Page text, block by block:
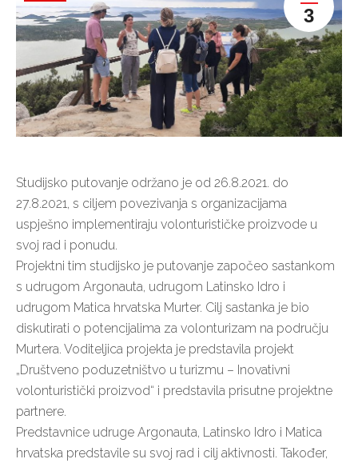
3
Studijsko putovanje održano je od 26.8.2021. do
27.8.2021, s ciljem povezivanja s organizacijama
uspješno implementiraju volonturističke proizvode u
svoj rad i ponudu.
Projektni tim studijsko je putovanje započeo sastankom
s udrugom Argonauta, udrugom Latinsko Idro i
udrugom Matica hrvatska Murter. Cilj sastanka je bio
diskutirati o potencijalima za volonturizam na području
Murtera. Voditeljica projekta je predstavila projekt
„Društveno poduzetništvo u turizmu – Inovativni
volonturistički proizvod“ i predstavila prisutne projektne
partnere.
Predstavnice udruge Argonauta, Latinsko Idro i Matica
hrvatska predstavile su svoj rad i cilj aktivnosti. Također,